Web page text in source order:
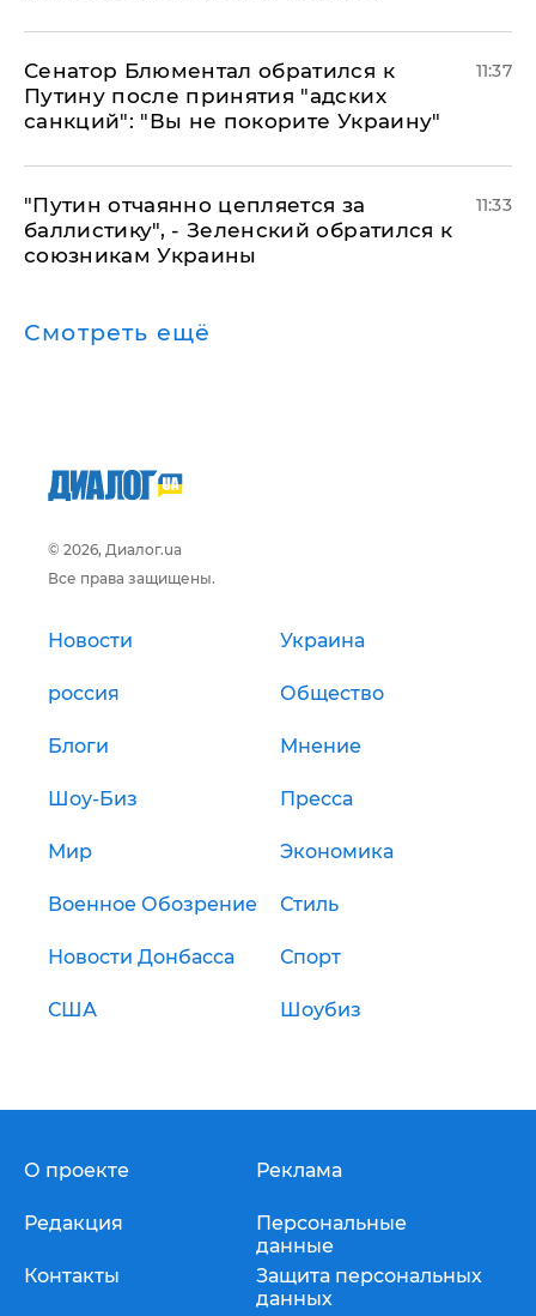
Сенатор Блюментал обратился к
Путину после принятия "адских
санкций": "Вы не покорите Украину"
11:37
"Путин отчаянно цепляется за
баллистику", - Зеленский обратился к
союзникам Украины
11:33
Смотреть ещё
© 2026, Диалог.ua
Все права защищены.
Новости Украина
россия Общество
Блоги Мнение
Шоу-Биз Пресса
Мир Экономика
Военное Обозрение Стиль
Новости Донбасса Спорт
США Шоубиз
О проекте
Редакция
Контакты
Реклама
Персональные
данные
Защита персональных
данных